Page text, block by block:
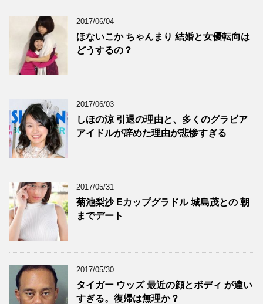
2017/06/04
ほないこか ちゃんまり 結婚と女優転向は
どうするの？
2017/06/03
しほの涼 引退の理由と、多くのグラビア
アイドルが辞めた理由が悲惨すぎる
2017/05/31
菊池梨沙 Eカップグラドル 城島茂との 朝
までデート
2017/05/30
タイガー ウッズ 最近の顔とボディ が違い
すぎる。復帰は無理か？